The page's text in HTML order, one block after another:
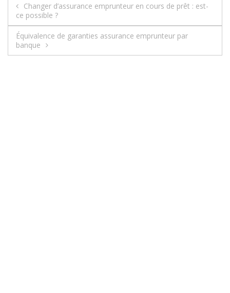
N
a
v
Changer d’assurance emprunteur en cours de prêt : est-
ce possible ?
Équivalence de garanties assurance emprunteur par
banque